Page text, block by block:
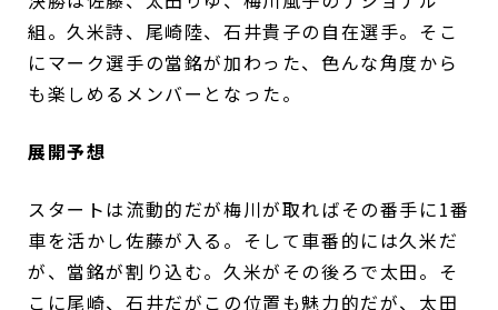
組。久米詩、尾崎陸、石井貴子の自在選手。そこ
にマーク選手の當銘が加わった、色んな角度から
も楽しめるメンバーとなった。
展開予想
スタートは流動的だが梅川が取ればその番手に1番
車を活かし佐藤が入る。そして車番的には久米だ
が、當銘が割り込む。久米がその後ろで太田。そ
こに尾崎、石井だがこの位置も魅力的だが、太田